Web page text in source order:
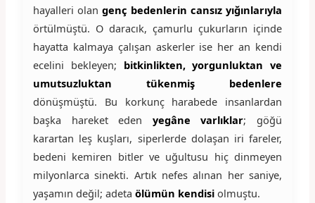
hayalleri olan genç bedenlerin cansız yığınlarıyla
örtülmüştü. O daracık, çamurlu çukurların içinde
hayatta kalmaya çalışan askerler ise her an kendi
ecelini bekleyen; bitkinlikten, yorgunluktan ve
umutsuzluktan tükenmiş bedenlere
dönüşmüştü. Bu korkunç harabede insanlardan
başka hareket eden yegâne varlıklar; göğü
karartan leş kuşları, siperlerde dolaşan iri fareler,
bedeni kemiren bitler ve uğultusu hiç dinmeyen
milyonlarca sinekti. Artık nefes alınan her saniye,
yaşamın değil; adeta ölümün kendisiolmuştu.